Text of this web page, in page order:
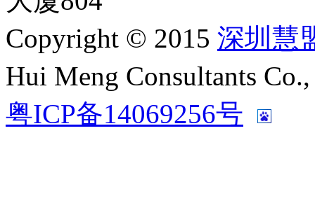
Copyright © 2015 深圳慧
Hui Meng Consultants
粤ICP备14069256号